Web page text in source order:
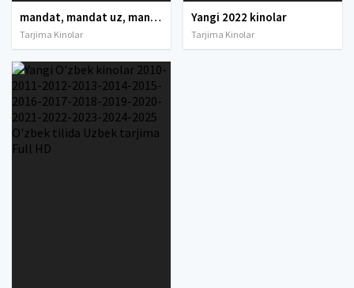
mandat, mandat uz, mandat dtm, mandat dtm uz, mandat 2021, mandat 2022, mandat uz 2021, dtm mandat 2021, mandat dtm uz 2021, mandat dtm 2022, mandat uz 2022, mandat dtm uz 2022, mandat natijalari, mandat uz natijalari, mandat test, mandat natijalari
Tarjima Kinolar
Yangi 2022 kinolar
Tarjima Kinolar